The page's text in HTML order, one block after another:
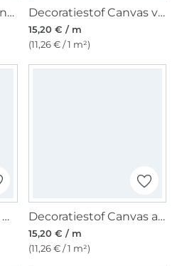
Katoen popeline olifant, blauw Decoratiestof Canvas vegetables, naturel
15,20 € / m
(11,26 € / 1 m²)
Decoratiestof Canvas Dahlia, frambooskleurig Decoratiestof Canvas abstract, zwart
15,20 € / m
(11,26 € / 1 m²)